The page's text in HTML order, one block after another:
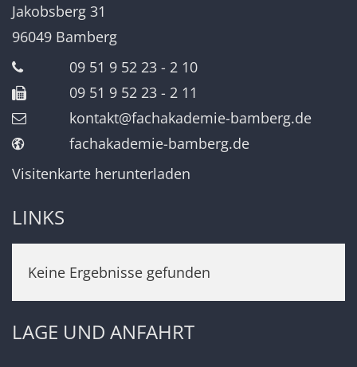
Jakobsberg 31
96049 Bamberg
09 51 9 52 23 - 2 10
09 51 9 52 23 - 2 11
kontakt@fachakademie-bamberg.de
fachakademie-bamberg.de
Visitenkarte herunterladen
LINKS
Keine Ergebnisse gefunden
LAGE UND ANFAHRT